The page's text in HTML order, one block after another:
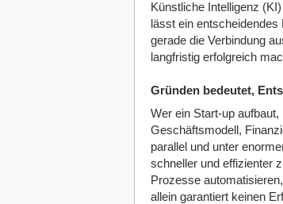
Künstliche Intelligenz
lässt ein
gerade die Verbindung
langfristig erfolgreich
Gründen bedeutet,
Wer ein Start-up
Geschäftsmodell,
parallel und unter
schneller und effizienter
Prozesse
allein garantiert keinen